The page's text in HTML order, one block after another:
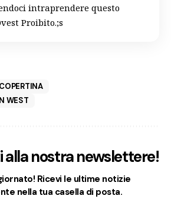
intraprendere questo
Proibito.;s
COPERTINA
WEST
alla nostra newslettere!
Ricevi le ultime notizie
nella tua casella di posta.